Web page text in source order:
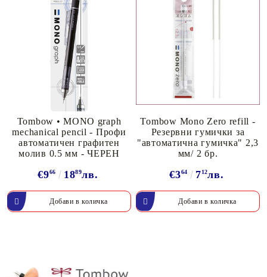
Tombow • MONO graph
mechanical pencil - Профи
автоматичен графитен
молив 0.5 мм - ЧЕРЕН
€966 1889лв.
Tombow Mono Zero refill -
Резервни гумички за
"автоматична гумичка" 2,3
мм/ 2 бр.
€364 712лв.